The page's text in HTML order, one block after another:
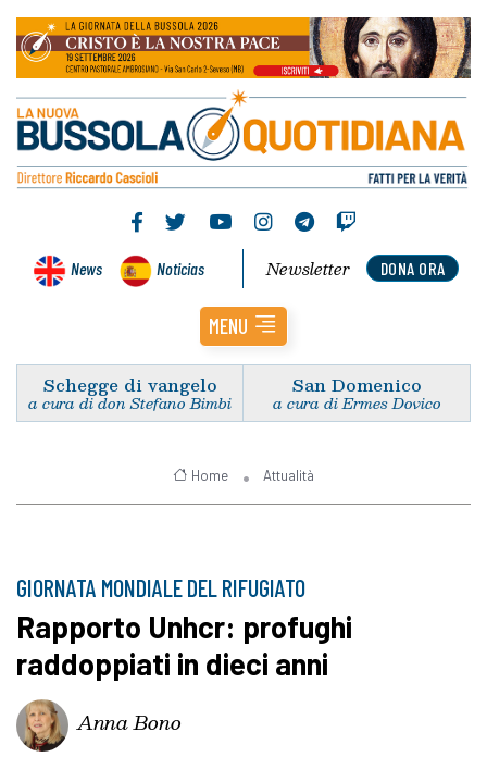
News Noticias DONA ORA
Newsletter
MENU
Schegge di vangelo
a cura di don Stefano Bimbi
San Domenico
a cura di Ermes Dovico
Home Attualità
GIORNATA MONDIALE DEL RIFUGIATO
Rapporto Unhcr: profughi
raddoppiati in dieci anni
Anna Bono